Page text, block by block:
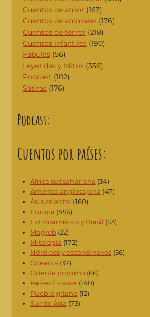
Cuentos de amor (163)
Cuentos de animales(176)
Cuentos de terror (218)
Cuentos infantiles(190)
Fábulas(56)
Leyendas y Mitos(356)
Podcast (102)
Sátiras(176)
Podcast:
Cuentos por países:
África subsahariana (34)
América anglosajona (47)
Ásia oriental (160)
Europa (456)
Latinoamérica y Brasil (53)
Magreb (22)
Mitología (172)
Nórdicos y escandinavos(56)
Oceanía (37)
Oriente próximo(66)
Países Eslavos(140)
Pueblo gitano(12)
Sur de Ásia (73)